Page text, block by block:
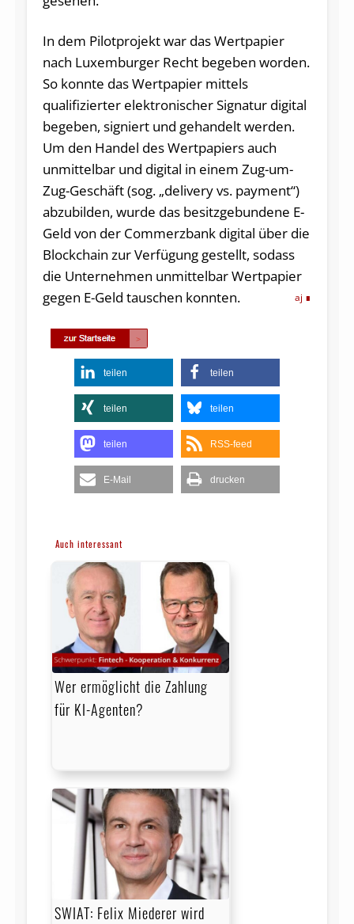
In dem Pilotprojekt war das Wertpapier
nach Luxemburger Recht begeben worden.
So konnte das Wertpapier mittels
qualifizierter elektronischer Signatur digital
begeben, signiert und gehandelt werden.
Um den Handel des Wertpapiers auch
unmittelbar und digital in einem Zug-um-
Zug-Geschäft (sog. „delivery vs. payment“)
abzubilden, wurde das besitzgebundene E-
Geld von der Commerzbank digital über die
Blockchain zur Verfügung gestellt, sodass
die Unternehmen unmittelbar Wertpapier
gegen E-Geld tauschen konnten.
aj
teilen teilen
teilen teilen
teilen RSS-feed
E-Mail drucken
Auch interessant
Wer ermöglicht die Zahlung
für KI-Agenten?
SWIAT: Felix Miederer wird